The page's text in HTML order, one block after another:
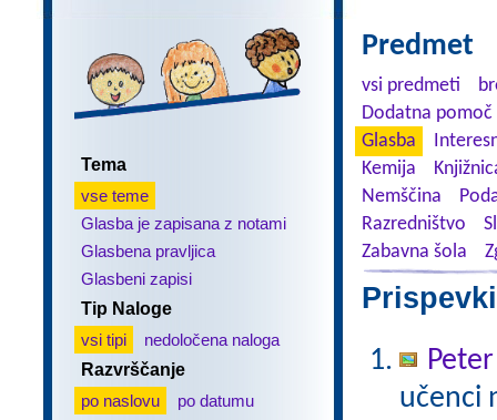
Tema
vse teme
Glasba je zapisana z notami
Glasbena pravljica
Glasbeni zapisi
Tip Naloge
vsi tipi
nedoločena naloga
Razvrščanje
po naslovu
po datumu
Predmet
vsi predmeti
Dodatna
Glasba
Kemija
Nemščina
Razredništvo
Zabavna šola
učenci